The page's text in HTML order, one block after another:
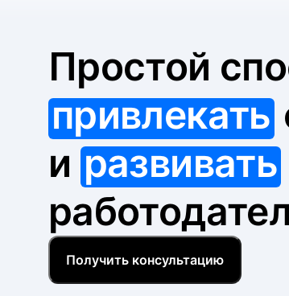
Простой
привлекать
и развивать
Получить консультацию